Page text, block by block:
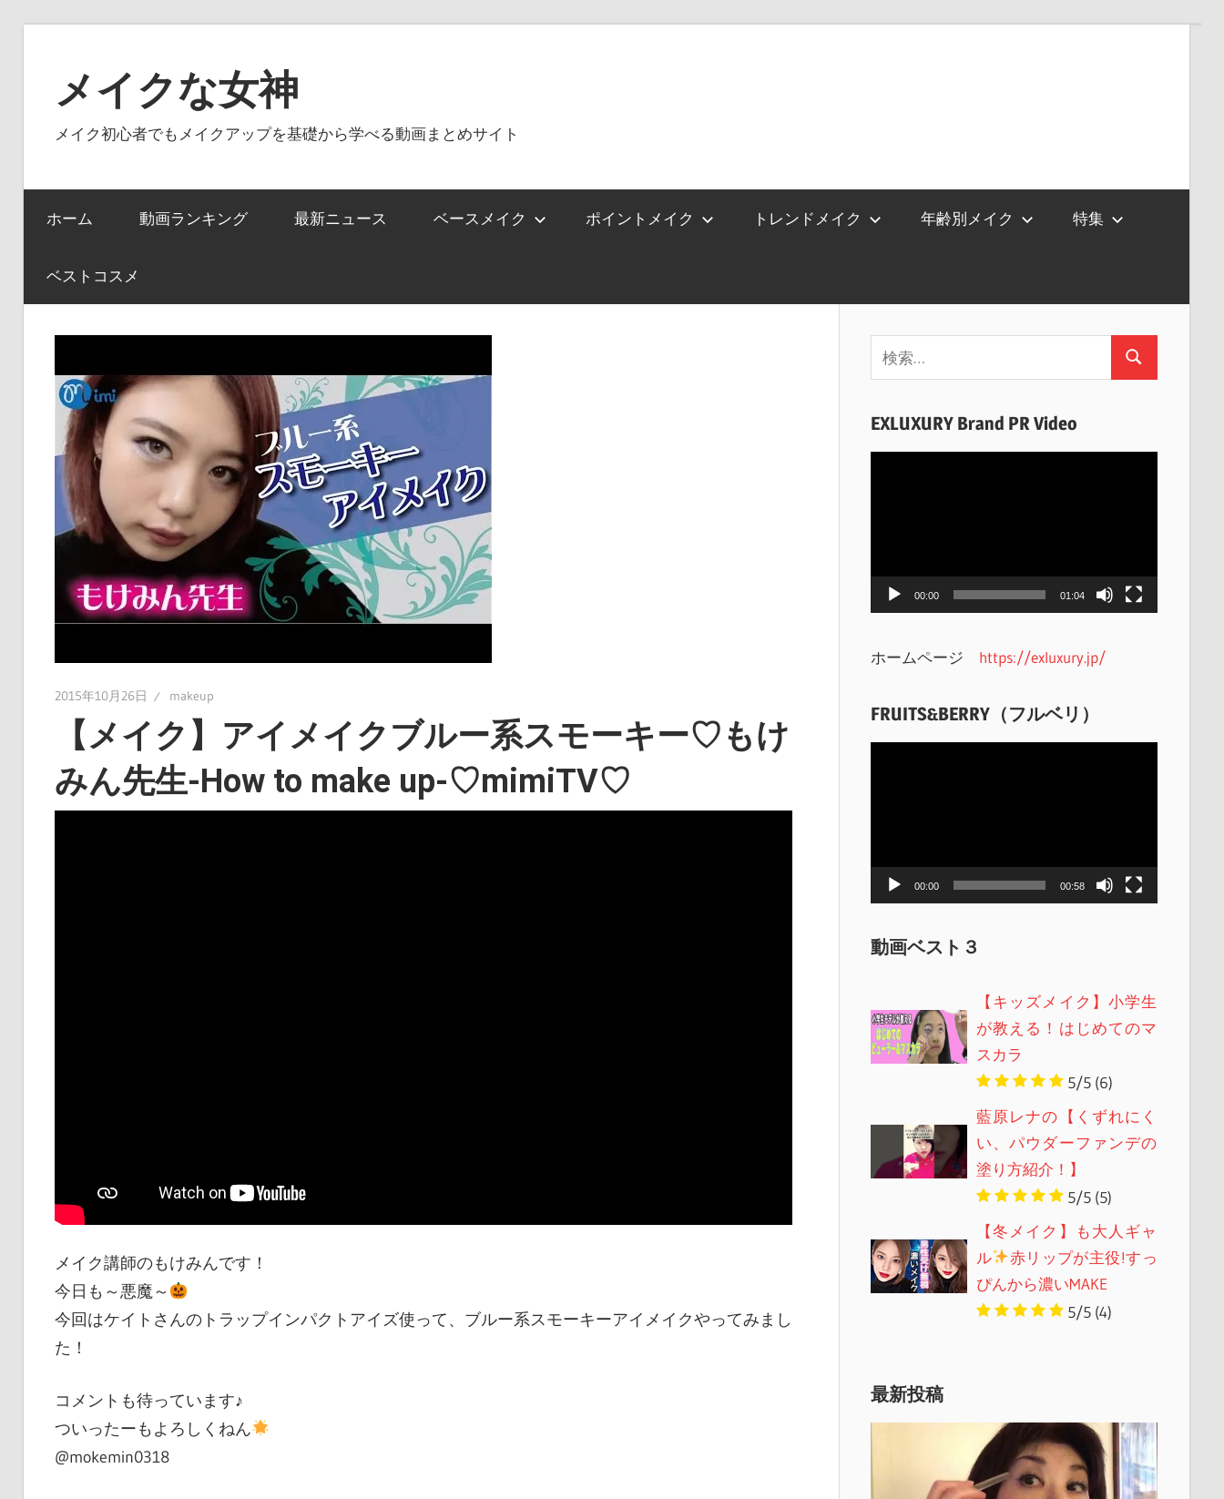
ス
メイクな女神
メイク初心者でもメイクアップを基礎から学べる動画まとめサイト
ホーム 動画ランキング 最新ニュース ベースメイク ポイントメイク トレンドメイク 年齢別メイク 特集
ベストコスメ
2015年10月26日 makeup
【メイク】アイメイクブルー系スモーキー♡もけ
みん先生-How to make up-♡mimiTV♡
メイク講師のもけみんです！
今日も～悪魔～
今回はケイトさんのトラップインパクトアイズ使って、ブルー系スモーキーアイメイクやってみまし
た！
コメントも待っています♪
ついったーもよろしくねん
@mokemin0318
検
EXLUXURY Brand PR Video
00:00 01:04
ホームページ https://exluxury.jp/
FRUITS&BERRY（フルベリ）
00:00 00:58
動画ベスト３
【キッズメイク】小学生
が教える！はじめてのマ
スカラ
5/5 (6)
藍原レナの【くずれにく
い、パウダーファンデの
塗り方紹介！】
5/5 (5)
【冬メイク】も大人ギャ
ル
赤リップが主役!すっ
ぴんから濃いMAKE
5/5 (4)
最新投稿